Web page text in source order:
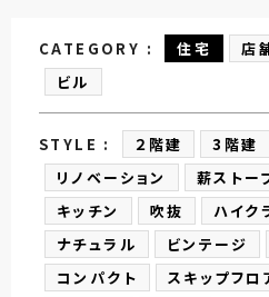
CATEGORY : 住宅 店
ビル
STYLE : ２階建 3階建
リノベーション
薪ストー
キッチン
吹抜 ハイク
ナチュラル
ビンテージ
コンパクト
スキップフロ